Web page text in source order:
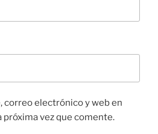
correo electrónico y web en
próxima vez que comente.